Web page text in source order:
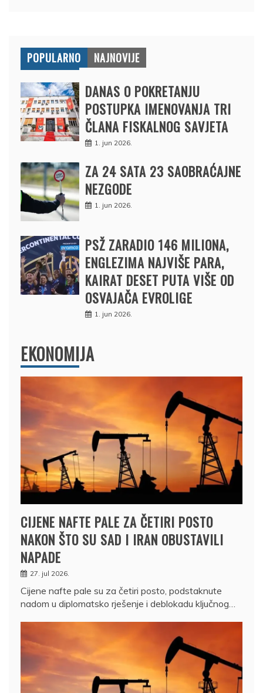
POPULARNO NAJNOVIJE
DANAS O POKRETANJU
POSTUPKA IMENOVANJA TRI
ČLANA FISKALNOG SAVJETA
1. jun 2026.
ZA 24 SATA 23 SAOBRAĆAJNE
NEZGODE
1. jun 2026.
PSŽ ZARADIO 146 MILIONA,
ENGLEZIMA NAJVIŠE PARA,
KAIRAT DESET PUTA VIŠE OD
OSVAJAČA EVROLIGE
1. jun 2026.
EKONOMIJA
CIJENE NAFTE PALE ZA ČETIRI POSTO
NAKON ŠTO SU SAD I IRAN OBUSTAVILI
NAPADE
27. jul 2026.
Cijene nafte pale su za četiri posto, podstaknute
nadom u diplomatsko rješenje i deblokadu ključnog…